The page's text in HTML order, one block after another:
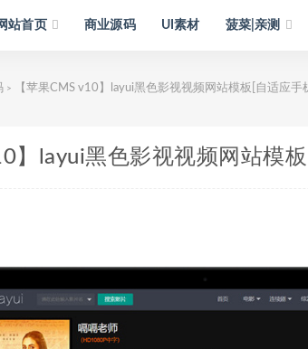
站首页 商业源码 UI素材 菠菜|亲测
> 【苹果CMS v10】layui黑色影视视频网站模板[自适应手
】layui黑色影视视频网站模